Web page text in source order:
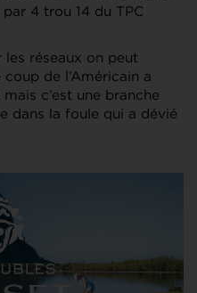
4 trou 14 du TPC
réseaux on peut
de l’Américain a
c’est une branche
dans la foule qui a dévié